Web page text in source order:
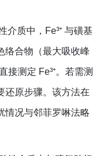
介质中，Fe³⁺ 与磺基
络合物（最大吸收峰
接测定 Fe³⁺。若需测
还原步骤。该方法在
情况与邻菲罗啉法略